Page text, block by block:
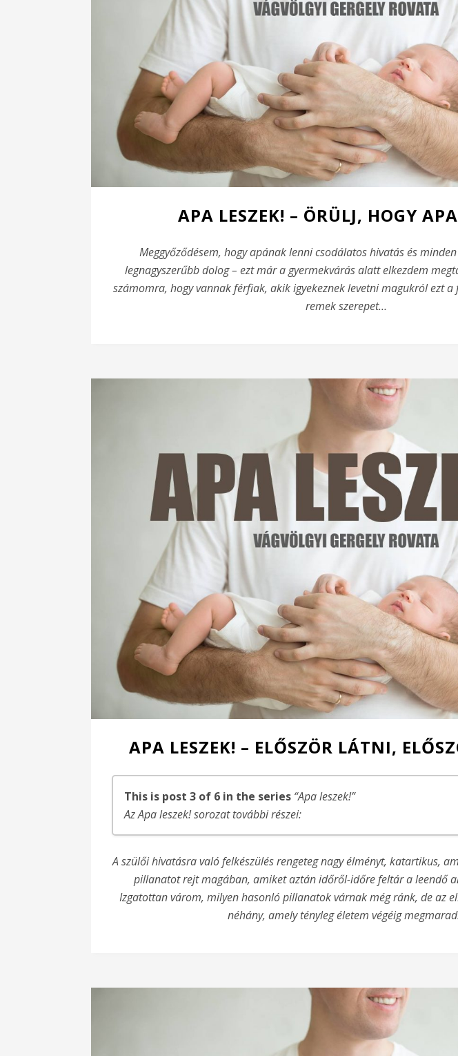
APA LESZEK! – ÖRÜLJ, HOGY
Meggyőződésem, hogy apának lenni csodálatos hivatás és
legnagyszerűbb dolog – ezt már a gyermekvárás alatt elkezdem
számomra, hogy vannak férfiak, akik igyekeznek levetni magukról ezt a
remek szerepet…
APA LESZEK! – ELŐSZÖR LÁTNI,
This is post 3 of 6 in the series “Apa leszek!”
Az Apa leszek! sorozat további részei:
Apa leszek! – …és megtartod?
Apa leszek! – Először látni, először hallani
Apa leszek! – Örülj, hogy apa vagy!
Apa leszek! – Levél leendő gyermekeim édesanyjának
A szülői hivatásra való felkészülés rengeteg nagy élményt, katartikus,
pillanatot rejt magában, amiket aztán időről-időre feltár a leendő
Izgatottan várom, milyen hasonló pillanatok várnak még ránk, de az
néhány, amely tényleg életem végéig